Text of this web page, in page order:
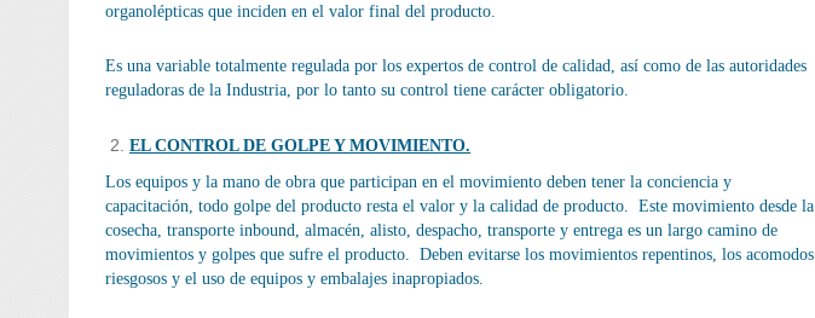
organolépticas que inciden en el valor final del producto.
Es una variable totalmente regulada por los expertos de control de calidad, así como de las autoridades
reguladoras de la Industria, por lo tanto su control tiene carácter obligatorio.
EL CONTROL DE GOLPE Y MOVIMIENTO.
Los equipos y la mano de obra que participan en el movimiento deben tener la conciencia y
capacitación, todo golpe del producto resta el valor y la calidad de producto. Este movimiento desde la
cosecha, transporte inbound, almacén, alisto, despacho, transporte y entrega es un largo camino de
movimientos y golpes que sufre el producto. Deben evitarse los movimientos repentinos, los acomodos
riesgosos y el uso de equipos y embalajes inapropiados.